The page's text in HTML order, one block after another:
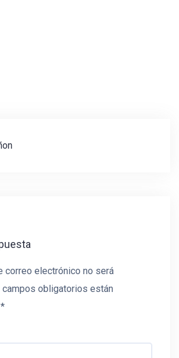
correo electrónico no será
campos obligatorios están
*